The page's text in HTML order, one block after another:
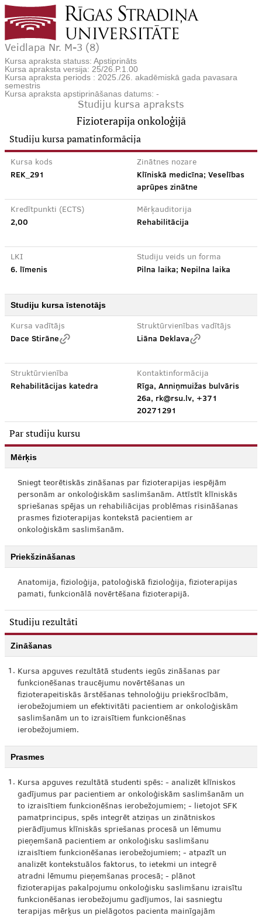
Veidlapa Nr. M-3 (8)
Kursa apraksta statuss: Apstiprināts
Kursa apraksta versija: 25/26.P.1.00
Kursa apraksta periods : 2025./26. akadēmiskā gada pavasara
semestris
Kursa apraksta apstiprināšanas datums: -
Studiju kursa apraksts
Fizioterapija onkoloģijā
Studiju kursa pamatinformācija
Kursa kods
REK_291
Zinātnes nozare
Klīniskā medicīna; Veselības
aprūpes zinātne
Kredītpunkti (ECTS)
2,00
Mērķauditorija
Rehabilitācija
LKI
6. līmenis
Studiju veids un forma
Pilna laika; Nepilna laika
Studiju kursa īstenotājs
Kursa vadītājs
Dace Stirāne
Struktūrvienības vadītājs
Liāna Deklava
Struktūrvienība
Rehabilitācijas katedra
Kontaktinformācija
Rīga, Anniņmuižas bulvāris
26a, rk@rsu.lv, +371
20271291
Par studiju kursu
Mērķis
Sniegt teorētiskās zināšanas par fizioterapijas iespējām
personām ar onkoloģiskām saslimšanām. Attīstīt klīniskās
spriešanas spējas un rehabiliācijas problēmas risināšanas
prasmes fizioterapijas kontekstā pacientiem ar
onkoloģiskām saslimšanām.
Priekšzināšanas
Anatomija, fizioloģija, patoloģiskā fizioloģija, fizioterapijas
pamati, funkcionālā novērtēšana fizioterapijā.
Studiju rezultāti
Zināšanas
1. Kursa apguves rezultātā students iegūs zināšanas par
funkcionēšanas traucējumu novērtēšanas un
fizioterapeitiskās ārstēšanas tehnoloģiju priekšrocībām,
ierobežojumiem un efektivitāti pacientiem ar onkoloģiskām
saslimšanām un to izraisītiem funkcionēšnas
ierobežojumiem.
Prasmes
1. Kursa apguves rezultātā studenti spēs: - analizēt klīniskos
gadījumus par pacientiem ar onkoloģiskām saslimšanām un
to izraisītiem funkcionēšnas ierobežojumiem; - lietojot SFK
pamatprincipus, spēs integrēt atziņas un zinātniskos
pierādījumus klīniskās spriešanas procesā un lēmumu
pieņemšanā pacientiem ar onkoloģisku saslimšanu
izraisītiem funkcionēšanas ierobežojumiem; - atpazīt un
analizēt kontekstuālos faktorus, to ietekmi un integrē
atradni lēmumu pieņemšanas procesā; - plānot
fizioterapijas pakalpojumu onkoloģisku saslimšanu izraisītu
funkcionēšanas ierobežojumu gadījumos, lai sasniegtu
terapijas mērķus un pielāgotos pacienta mainīgajām